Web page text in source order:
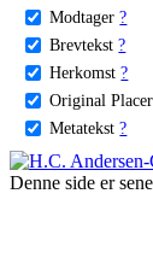
Modtager ?
Brevtekst ?
Herkomst ?
Original
Metatekst ?
Denne side er